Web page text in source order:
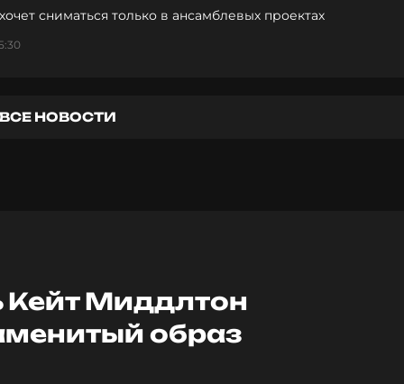
сниматься только в ансамблевых проектах
ВСЕ НОВОСТИ
Кейт Миддлтон
образ